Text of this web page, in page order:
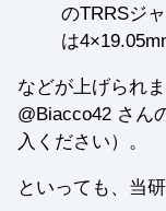
のTRRSジ
は
などが上げられ
@Biacco42 さん
入ください）。
といっても、当